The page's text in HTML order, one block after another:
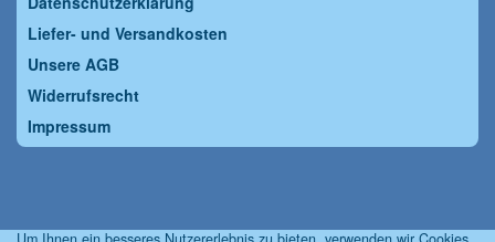
Liefer- und Versandkosten
Unsere AGB
Widerrufsrecht
Impressum